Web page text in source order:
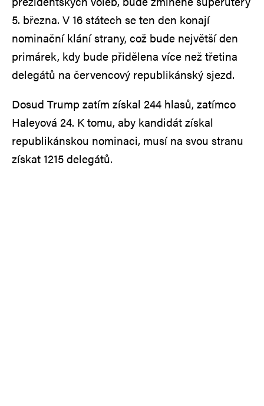
5. března. V 16 státech se ten den konají
nominační klání strany, což bude největší den
primárek, kdy bude přidělena více než třetina
delegátů na červencový republikánský sjezd.
Dosud Trump zatím získal 244 hlasů, zatímco
Haleyová 24. K tomu, aby kandidát získal
republikánskou nominaci, musí na svou stranu
získat 1215 delegátů.